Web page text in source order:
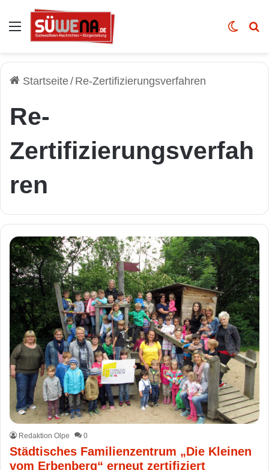
Auswahl Skin
Startseite/ Re-Zertifizierungsverfahren
Re-
Zertifizierungsverfah
ren
Redaktion Olpe 0
Städtisches Familienzentrum „Die Kleinen
vom Erbenberg“ erneut zertifiziert